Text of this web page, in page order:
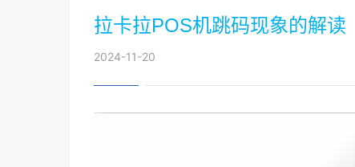
拉卡拉POS机跳码现象的解读
2024-11-20